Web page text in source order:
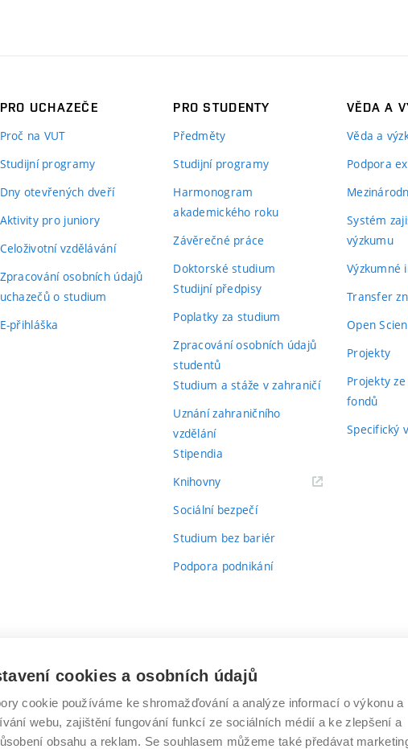
PRO UCHAZEČE
Proč na VUT
Studijní programy
Dny otevřených dveří
Aktivity pro juniory
Celoživotní vzdělávání
Zpracování osobních údajů
uchazečů o studium
E-přihláška
PRO STUDENTY
Předměty
Studijní programy
Harmonogram
akademického roku
Závěrečné práce
Doktorské studium
Studijní předpisy
Poplatky za studium
Zpracování osobních údajů
studentů
Studium a stáže v zahraničí
Uznání zahraničního
vzdělání
Stipendia
Knihovny(externí
Sociální bezpečí
Studium bez bariér
Podpora podnikání
VĚDA A
Věda a
Podpora
Systém
výzkumu
Výzkumné
Transfer
Open
Projekty
Projekty
fondů
Specifický
Vysoké
učení
VYSOKÉ UČENÍ TECHNICKÉ V BRNĚ
Antonínská 548/1
www.vut.cz
cookies a osobních údajů
cookie používáme ke shromažďování a analýze informací o výkonu a
webu, zajištění fungování funkcí ze sociálních médií a ke zlepšení a
obsahu a reklam. Se souhlasem můžeme také předávat